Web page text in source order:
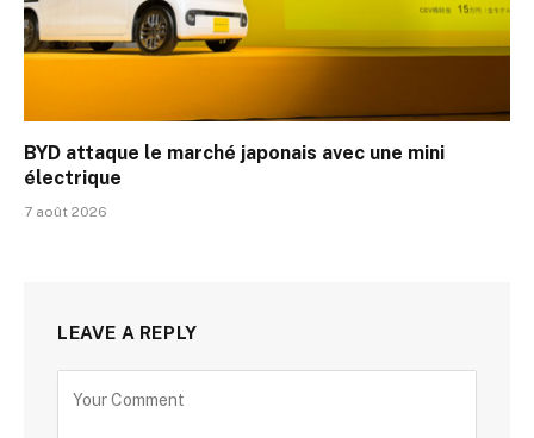
BYD attaque le marché japonais avec une mini
électrique
7 août 2026
LEAVE A REPLY